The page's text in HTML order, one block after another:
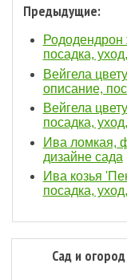
Предыдущие:
посадка,
Вейгела
описание,
Вейгела
посадка,
Ива ломкая,
дизайне сада
Ива козья
посадка,
Сад и огород